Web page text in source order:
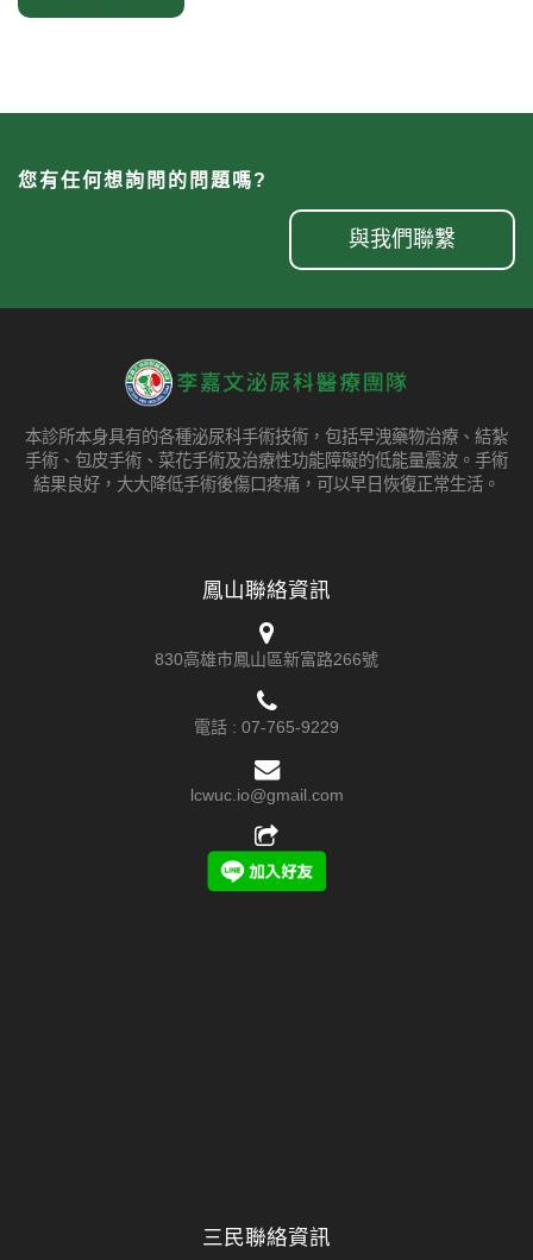
您有任何想詢問的問題嗎?
與我們聯繫
本診所本身具有的各種泌尿科手術技術，包括早洩藥物治療、結紮
手術、包皮手術、菜花手術及治療性功能障礙的低能量震波。手術
結果良好，大大降低手術後傷口疼痛，可以早日恢復正常生活。
鳳山聯絡資訊
830高雄市鳳山區新富路266號
電話 : 07-765-9229
lcwuc.io@gmail.com
三民聯絡資訊